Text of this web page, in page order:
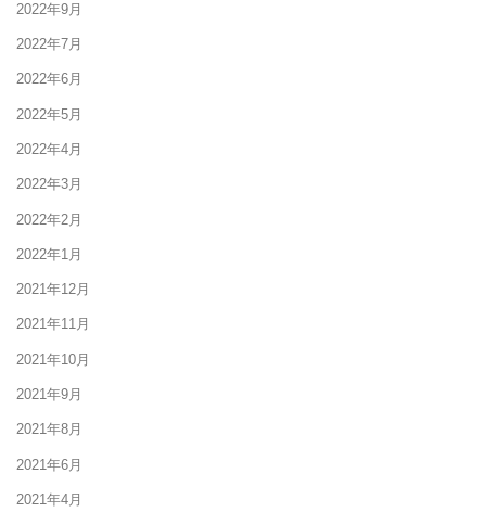
2022年9月
2022年7月
2022年6月
2022年5月
2022年4月
2022年3月
2022年2月
2022年1月
2021年12月
2021年11月
2021年10月
2021年9月
2021年8月
2021年6月
2021年4月